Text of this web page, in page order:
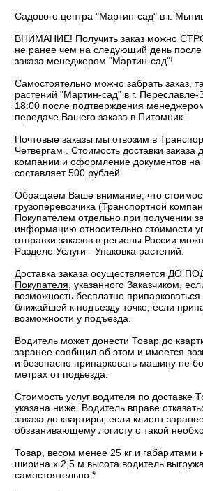
Садового центра "Мартин-сад" в г.
ВНИМАНИЕ! Получить заказ можно
не ранее чем на следующий день после
заказа менеджером "Мартин-сад"!
Самостоятельно можно забрать заказ,
растений "Мартин-сад" в г.
18:00 после подтверждения
передаче Вашего заказа в Питомник.
Почтовые заказы мы отвозим в
Четвергам . Стоимость доставки заказа
компании и оформление документов на
составляет 500 рублей.
Обращаем Ваше внимание, что
грузоперевозчика (Транспортной
Покупателем отдельно при получении
информацию относительно стоимости
отправки заказов в регионы России
Разделе Услуги - Упаковка растений.
Доставка заказа осуществляется ДО
Покупателя , указанного Заказчиком,
возможность бесплатно
ближайшей к подъезду точке, если
возможности у подъезда.
Водитель может донести Товар до
заранее сообщил об этом и имеется
и безопасно припарковать машину не
метрах от подьезда.
Стоимость услуг водителя по доставке
указана ниже. Водитель вправе
заказа до квартиры, если клиент
обзванивающему логисту о такой
Товар, весом менее 25 кг и габаритами
ширина х 2,5 м высота водитель
самостоятельно.*